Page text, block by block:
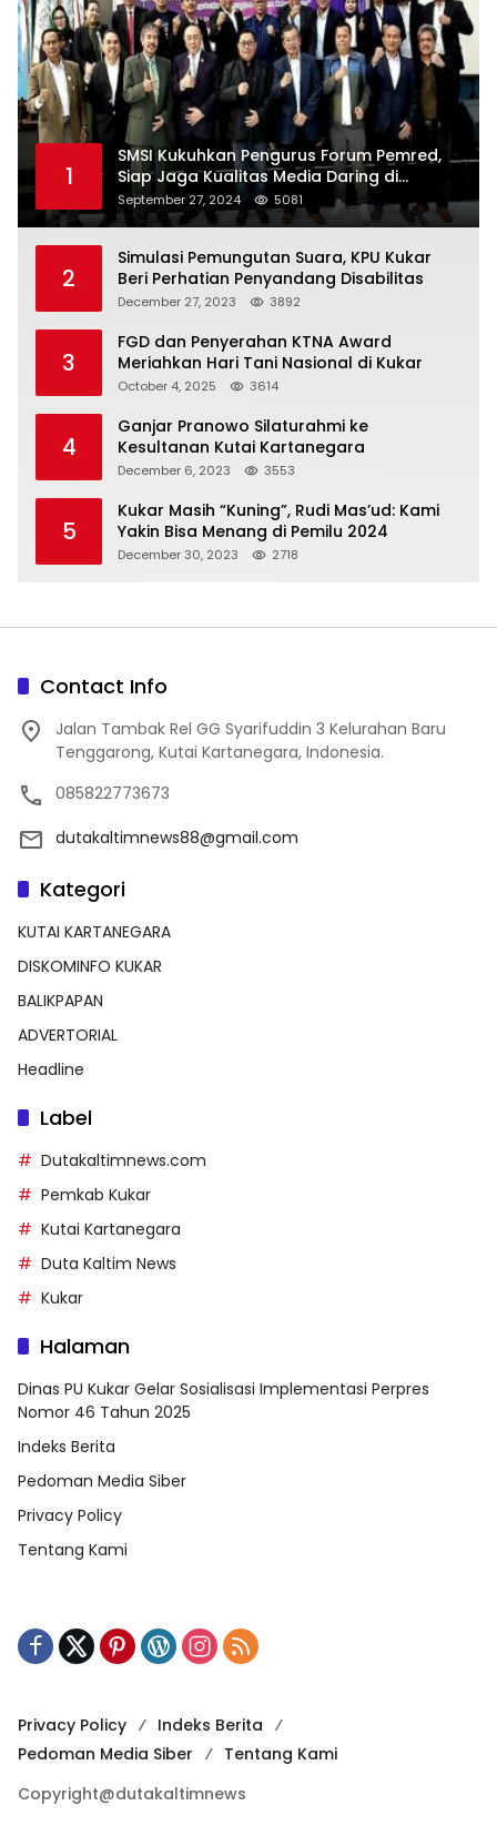
1
SMSI Kukuhkan Pengurus Forum Pemred,
Siap Jaga Kualitas Media Daring di
Indonesia
September 27, 2024 5081
2
Simulasi Pemungutan Suara, KPU Kukar
Beri Perhatian Penyandang Disabilitas
December 27, 2023 3892
3
FGD dan Penyerahan KTNA Award
Meriahkan Hari Tani Nasional di Kukar
October 4, 2025 3614
4
Ganjar Pranowo Silaturahmi ke
Kesultanan Kutai Kartanegara
December 6, 2023 3553
5
Kukar Masih “Kuning”, Rudi Mas’ud: Kami
Yakin Bisa Menang di Pemilu 2024
December 30, 2023 2718
Contact Info
Jalan Tambak Rel GG Syarifuddin 3 Kelurahan Baru
Tenggarong, Kutai Kartanegara, Indonesia.
085822773673
dutakaltimnews88@gmail.com
Kategori
KUTAI KARTANEGARA
DISKOMINFO KUKAR
BALIKPAPAN
ADVERTORIAL
Headline
Label
Dutakaltimnews.com
Pemkab Kukar
Kutai Kartanegara
Duta Kaltim News
Kukar
Halaman
Dinas PU Kukar Gelar Sosialisasi Implementasi Perpres
Nomor 46 Tahun 2025
Indeks Berita
Pedoman Media Siber
Privacy Policy
Tentang Kami
Privacy Policy
Indeks Berita
Pedoman Media Siber
Tentang Kami
Copyright@dutakaltimnews